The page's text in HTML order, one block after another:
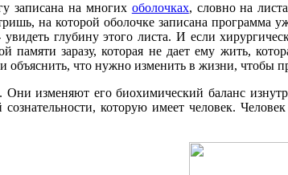
записана на многих оболочках, словно на
на которой оболочке записана программа
увидеть глубину этого листа. И если
памяти заразу, которая не дает ему жить,
что нужно изменить в жизни, чтобы
Они изменяют его биохимический баланс
которую имеет человек.